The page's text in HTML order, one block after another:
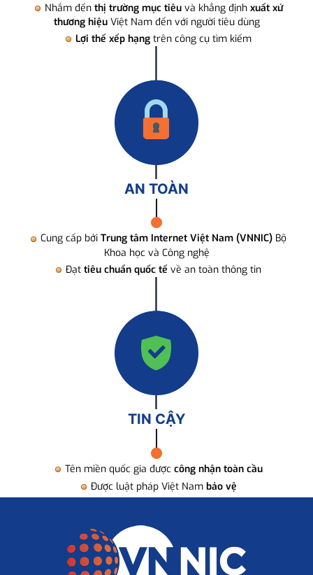
Nhắm đến thị trường mục tiêuvà khẳng định xuất xứ
thương hiệuViệt Nam đến với người tiêu dùng
Lợi thế xếp hạng trên công cụ tìm kiếm
AN TOÀN
Cung cấp bởi Trung tâm Internet Việt Nam (VNNIC) Bộ
Khoa học và Công nghệ
Đạt tiêu chuẩn quốc tế về an toàn thông tin
TIN CẬY
Tên miền quốc gia được công nhận toàn cầu
Được luật pháp Việt Nam bảo vệ